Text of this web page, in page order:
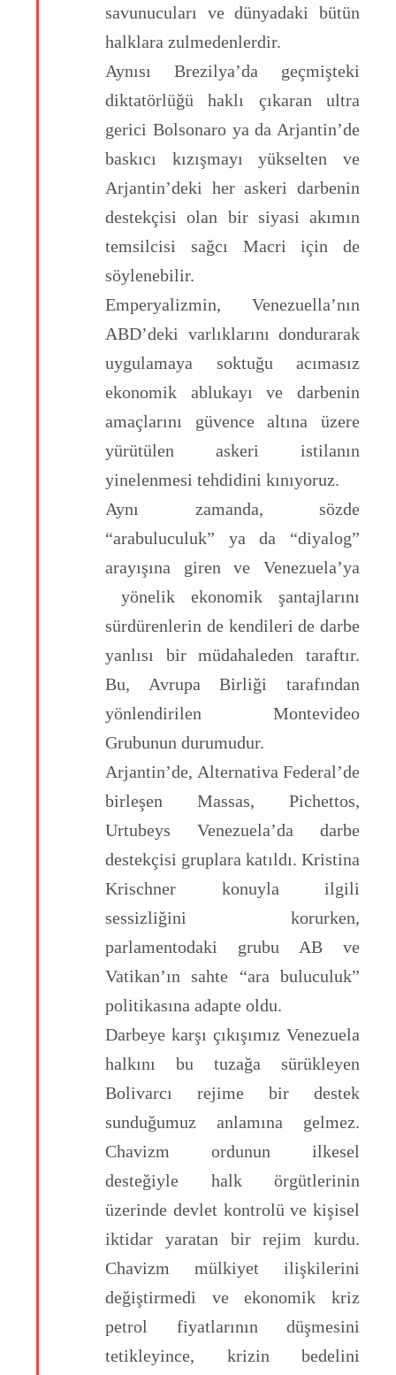
savunucuları ve dünyadaki bütün
halklara zulmedenlerdir.
Aynısı Brezilya’da geçmişteki
diktatörlüğü haklı çıkaran ultra
gerici Bolsonaro ya da Arjantin’de
baskıcı kızışmayı yükselten ve
Arjantin’deki her askeri darbenin
destekçisi olan bir siyasi akımın
temsilcisi sağcı Macri için de
söylenebilir.
Emperyalizmin, Venezuella’nın
ABD’deki varlıklarını dondurarak
uygulamaya soktuğu acımasız
ekonomik ablukayı ve darbenin
amaçlarını güvence altına üzere
yürütülen askeri istilanın
yinelenmesi tehdidini kınıyoruz.
Aynı zamanda, sözde
“arabuluculuk” ya da “diyalog”
arayışına giren ve Venezuela’ya
yönelik ekonomik şantajlarını
sürdürenlerin de kendileri de darbe
yanlısı bir müdahaleden taraftır.
Bu, Avrupa Birliği tarafından
yönlendirilen Montevideo
Grubunun durumudur.
Arjantin’de, Alternativa Federal’de
birleşen Massas, Pichettos,
Urtubeys Venezuela’da darbe
destekçisi gruplara katıldı. Kristina
Krischner konuyla ilgili
sessizliğini korurken,
parlamentodaki grubu AB ve
Vatikan’ın sahte “ara buluculuk”
politikasına adapte oldu.
Darbeye karşı çıkışımız Venezuela
halkını bu tuzağa sürükleyen
Bolivarcı rejime bir destek
sunduğumuz anlamına gelmez.
Chavizm ordunun ilkesel
desteğiyle halk örgütlerinin
üzerinde devlet kontrolü ve kişisel
iktidar yaratan bir rejim kurdu.
Chavizm mülkiyet ilişkilerini
değiştirmedi ve ekonomik kriz
petrol fiyatlarının düşmesini
tetikleyince, krizin bedelini